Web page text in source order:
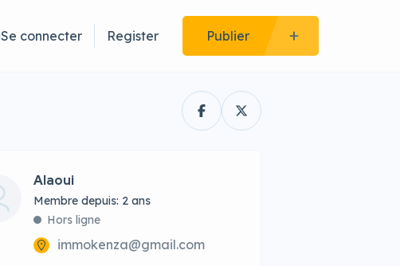
Se connecter Register Publier
Alaoui
Membre depuis: 2 ans
Hors ligne
immokenza@gmail.com